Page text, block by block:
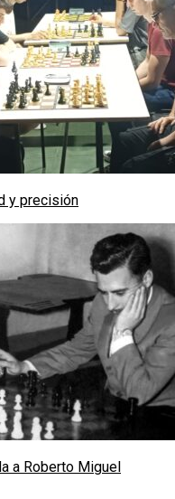
y precisión
a Roberto Miguel